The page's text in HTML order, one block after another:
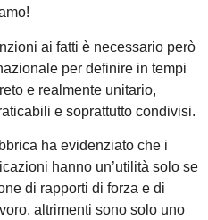
ai fatti è necessario però
per definire in tempi
e realmente unitario,
e soprattutto condivisi.
ha evidenziato che i
hanno un’utilità solo se
di rapporti di forza e di
altrimenti sono solo uno